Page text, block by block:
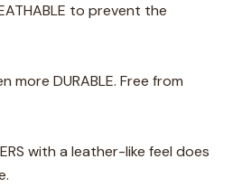
to prevent the
more DURABLE. Free from
with a leather-like feel does